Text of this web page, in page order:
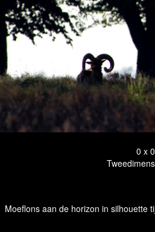
0 x
Moeflons aan de horizon in silhouette